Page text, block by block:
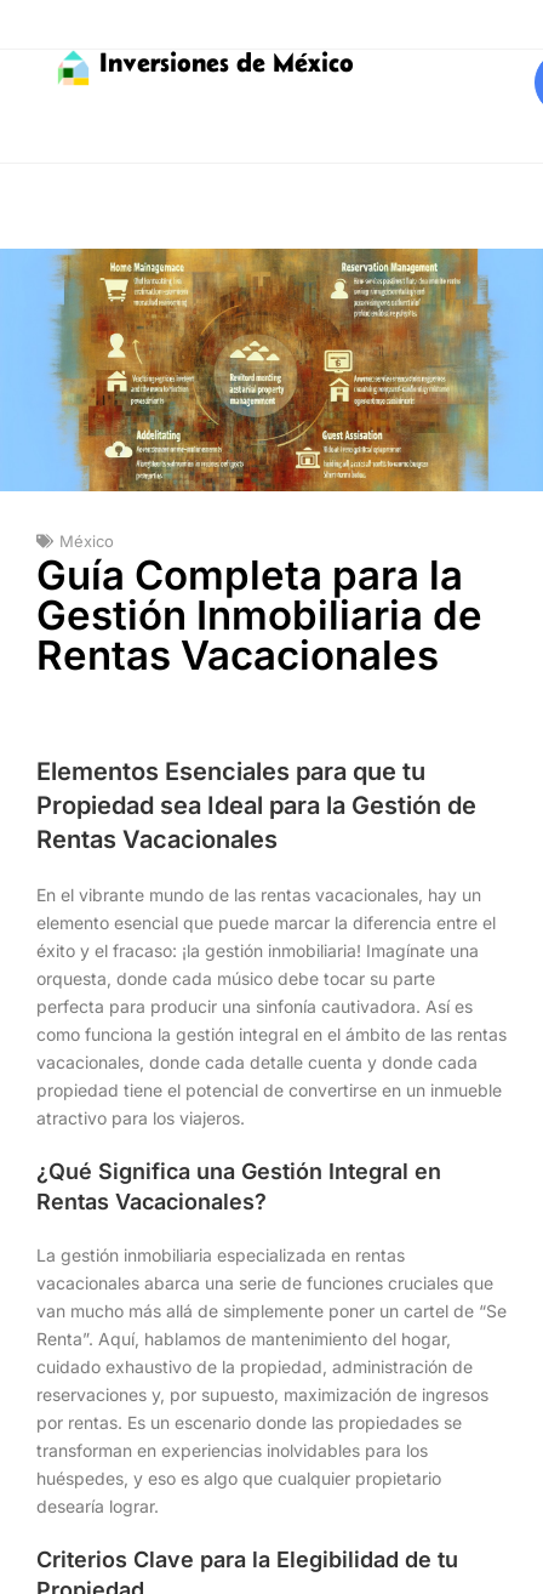
Inversiones de México
México
Guía Completa para la
Gestión Inmobiliaria de
Rentas Vacacionales
Elementos Esenciales para que tu
Propiedad sea Ideal para la Gestión de
Rentas Vacacionales
En el vibrante mundo de las rentas vacacionales, hay un
elemento esencial que puede marcar la diferencia entre el
éxito y el fracaso: ¡la gestión inmobiliaria! Imagínate una
orquesta, donde cada músico debe tocar su parte
perfecta para producir una sinfonía cautivadora. Así es
como funciona la gestión integral en el ámbito de las rentas
vacacionales, donde cada detalle cuenta y donde cada
propiedad tiene el potencial de convertirse en un inmueble
atractivo para los viajeros.
¿Qué Significa una Gestión Integral en
Rentas Vacacionales?
La gestión inmobiliaria especializada en rentas
vacacionales abarca una serie de funciones cruciales que
van mucho más allá de simplemente poner un cartel de “Se
Renta”. Aquí, hablamos de mantenimiento del hogar,
cuidado exhaustivo de la propiedad, administración de
reservaciones y, por supuesto, maximización de ingresos
por rentas. Es un escenario donde las propiedades se
transforman en experiencias inolvidables para los
huéspedes, y eso es algo que cualquier propietario
desearía lograr.
Criterios Clave para la Elegibilidad de tu